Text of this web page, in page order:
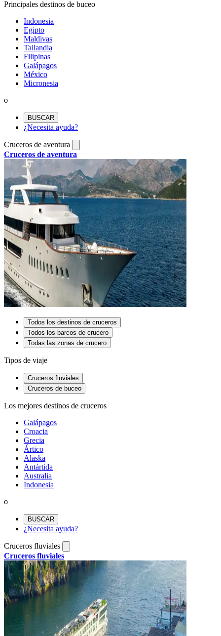
Principales destinos de buceo
Indonesia
Egipto
Maldivas
Tailandia
Filipinas
Galápagos
México
Micronesia
o
BUSCAR
¿Necesita ayuda?
Cruceros de aventura
Cruceros de aventura
Todos los destinos de cruceros
Todos los barcos de crucero
Todas las zonas de crucero
Tipos de viaje
Cruceros fluviales
Cruceros de buceo
Los mejores destinos de cruceros
Galápagos
Croacia
Grecia
Ártico
Alaska
Antártida
Australia
Indonesia
o
BUSCAR
¿Necesita ayuda?
Cruceros fluviales
Cruceros fluviales